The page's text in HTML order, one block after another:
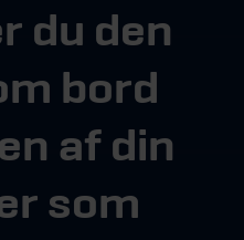
du den
bord
af din
som